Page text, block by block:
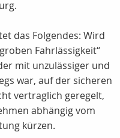
das Folgendes: Wird
Fahrlässigkeit“
mit unzulässiger und
war, auf der sicheren
vertraglich geregelt,
abhängig vom
kürzen.